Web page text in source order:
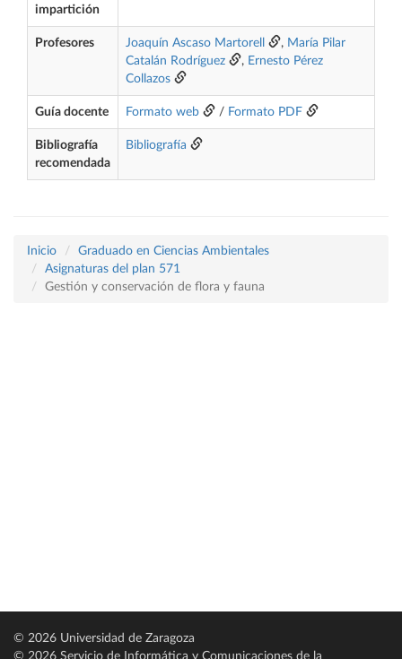
impartición
Profesores Joaquín Ascaso Martorell , María Pilar
Catalán Rodríguez
, Ernesto Pérez
Collazos
Guía docente Formato web / Formato PDF
Bibliografía
recomendada
Bibliografía
Inicio
Graduado en Ciencias Ambientales
Asignaturas del plan 571
Gestión y conservación de flora y fauna
© 2026 Universidad de Zaragoza
© 2026 Servicio de Informática y Comunicaciones de la